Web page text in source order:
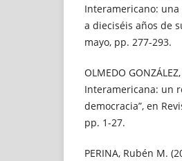
Interamericano:
a dieciséis años de
mayo, pp. 277-293.
OLMEDO
Interamericana: un
democracia”, en
pp. 1-27.
PERINA, Rubén M.